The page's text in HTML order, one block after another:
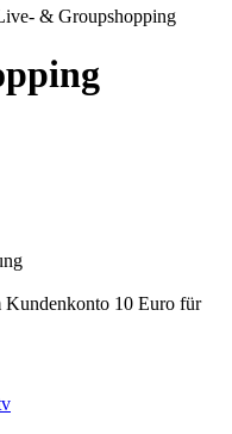
& Groupshopping
Kundenkonto 10 Euro für